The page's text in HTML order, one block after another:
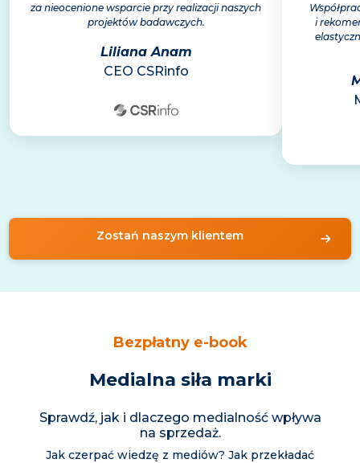
za nieocenione wsparcie przy realizacji naszych
projektów badawczych.
Liliana Anam
CEO CSRinfo
i
Zostań naszym klientem
Bezpłatny e-book
Medialna siła marki
Sprawdź, jak i dlaczego medialność wpływa
na sprzedaż.
Jak czerpać wiedzę z mediów? Jak przekładać